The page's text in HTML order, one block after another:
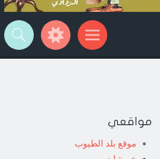
مواقعي
موقع بلد الطيوب